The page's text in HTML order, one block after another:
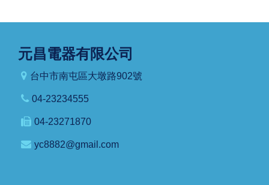
元昌電器有限公司
台中市南屯區大墩路902號
04-23234555
04-23271870
yc8882@gmail.com